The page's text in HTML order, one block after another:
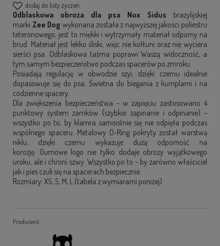
dodaj do listy życzeń
Odblaskowa obroża dla psa Nox Sidus brazylijskiej
marki Zee Dog wykonana została z najwyższej jakości poliestru
teteronowego, jest to miękki i wytrzymały materiał odporny na
brud. Materiał jest lekko śliski, więc nie kołtuni oraz nie wyciera
sierści psa. Odblaskowa taśma poprawi Waszą widoczność, a
tym samym bezpieczeństwo podczas spacerów po zmroku.
Posiadają regulację w obwodzie szyi, dzięki czemu idealnie
dopasowuje się do psa. Świetna do biegania z kumplami i na
codzienne spacery.
Dla zwiększenia bezpieczeństwa - w zapięciu zastosowano 4
punktowy system zamków (szybkie zapinanie i odpinanie) -
wszystko po to, by klamra samoistnie się nie odpięła podczas
wspólnego spaceru. Metalowy D-Ring pokryty został warstwą
niklu, dzięki czemu wykazuje dużą odporność na
korozję. Gumowe logo nie tylko dodaje obroży wyjątkowego
uroku, ale i chroni szwy. Wszystko po to - by zarówno właściciel
jak i pies czuli się na spacerach bezpiecznie.
Rozmiary: XS, S, M, L (tabela z wymiarami poniżej).
Producent: